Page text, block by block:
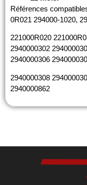
Références
0R021 294000-1020,
221000R020
2940000302
2940000306
2940000308
2940000862